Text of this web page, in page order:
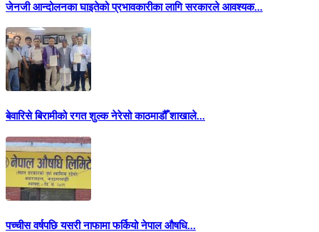
जेनजी आन्दोलनका घाइतेको प्रभावकारीका लागि सरकारले आवश्यक...
बेवारिसे बिरामीको रगत शुल्क नेरेसो काठमाडौँ शाखाले...
पच्चीस वर्षपछि यसरी नाफामा फर्कियो नेपाल औषधि...